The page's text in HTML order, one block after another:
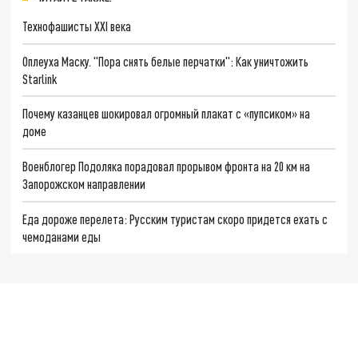
Технофашисты XXI века
Оплеуха Маску. "Пора снять белые перчатки": Как уничтожить
Starlink
Почему казанцев шокировал огромный плакат с «пупсиком» на
доме
Военблогер Подоляка порадовал прорывом фронта на 20 км на
Запорожском направлении
Еда дороже перелета: Русским туристам скоро придется ехать с
чемоданами еды